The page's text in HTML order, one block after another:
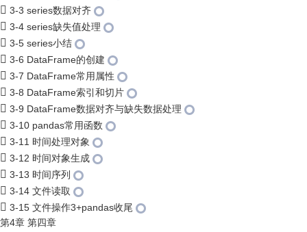
3-3 series数据对齐
3-4 series缺失值处理
3-5 series小结
3-6 DataFrame的创建
3-7 DataFrame常用属性
3-8 DataFrame索引和切片
3-9 DataFrame数据对齐与缺失数据处理
3-10 pandas常用函数
3-11 时间处理对象
3-12 时间对象生成
3-13 时间序列
3-14 文件读取
3-15 文件操作3+pandas收尾
第4章 第四章